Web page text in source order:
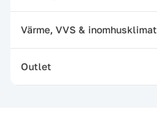
Outlet
Värme, VVS & inomhusklimat